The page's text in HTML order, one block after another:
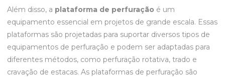
Além disso, a plataforma de perfuração é um
equipamento essencial em projetos de grande escala. Essas
plataformas são projetadas para suportar diversos tipos de
equipamentos de perfuração e podem ser adaptadas para
diferentes métodos, como perfuração rotativa, trado e
cravação de estacas. As plataformas de perfuração são